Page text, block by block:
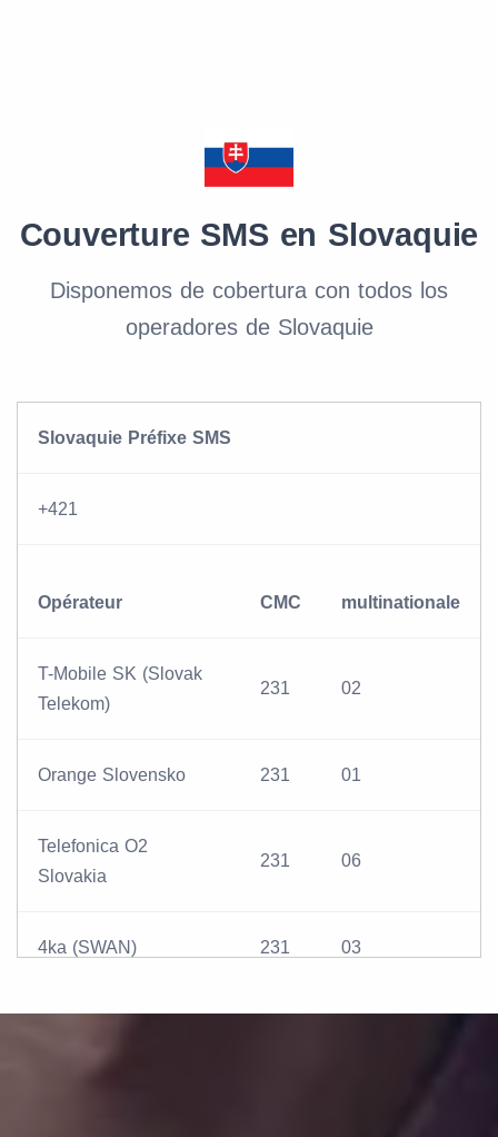
Couverture SMS en Slovaquie
Disponemos de cobertura con todos los
operadores de Slovaquie
Slovaquie Préfixe SMS
+421
Opérateur CMC multinationale
T-Mobile SK (Slovak
Telekom)
231 02
Orange Slovensko 231 01
Telefonica O2
Slovakia
231 06
4ka (SWAN) 231 03